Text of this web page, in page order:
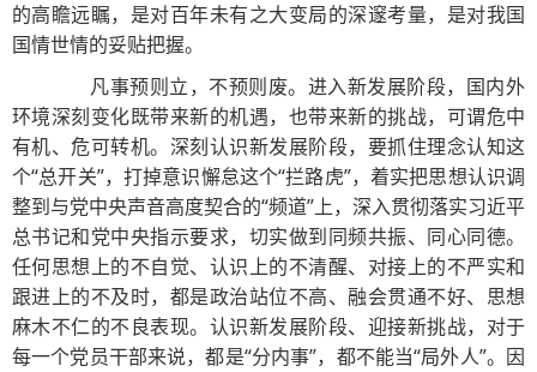
的高瞻远瞩，是对百年未有之大变局的深邃考量，是对我国
国情世情的妥贴把握。
凡事预则立，不预则废。进入新发展阶段，国内外
环境深刻变化既带来新的机遇，也带来新的挑战，可谓危中
有机、危可转机。深刻认识新发展阶段，要抓住理念认知这
个“总开关”，打掉意识懈怠这个“拦路虎”，着实把思想认识调
整到与党中央声音高度契合的“频道”上，深入贯彻落实习近平
总书记和党中央指示要求，切实做到同频共振、同心同德。
任何思想上的不自觉、认识上的不清醒、对接上的不严实和
跟进上的不及时，都是政治站位不高、融会贯通不好、思想
麻木不仁的不良表现。认识新发展阶段、迎接新挑战，对于
每一个党员干部来说，都是“分内事”，都不能当“局外人”。因